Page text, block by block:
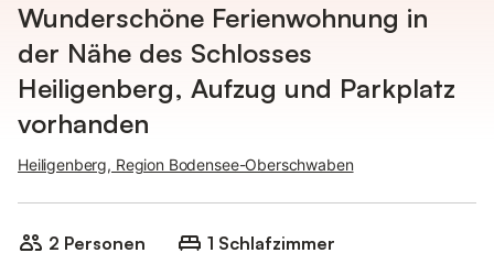
Wunderschöne Ferienwohnung in
der Nähe des Schlosses
Heiligenberg, Aufzug und Parkplatz
vorhanden
Heiligenberg, Region Bodensee-Oberschwaben
2 Personen
1 Schlafzimmer